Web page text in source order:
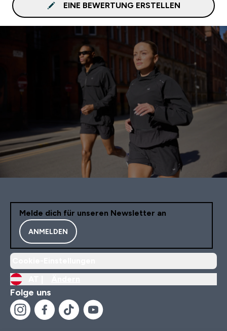
EINE BEWERTUNG ERSTELLEN
Melde dich für unseren Newsletter an
ANMELDEN
Folge uns